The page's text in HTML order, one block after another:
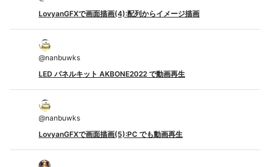
LovyanGFXで画面描画(4):配列からイメージ描画
@nanbuwks
LED パネルキット AKBONE2022 で動画再生
@nanbuwks
LovyanGFXで画面描画(5):PC でも動画再生